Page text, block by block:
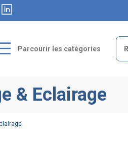
Parcourir les catégories
& Eclairage